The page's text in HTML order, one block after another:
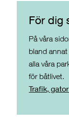
För dig
På våra
bland
alla våra
för båtlivet.
Trafik,